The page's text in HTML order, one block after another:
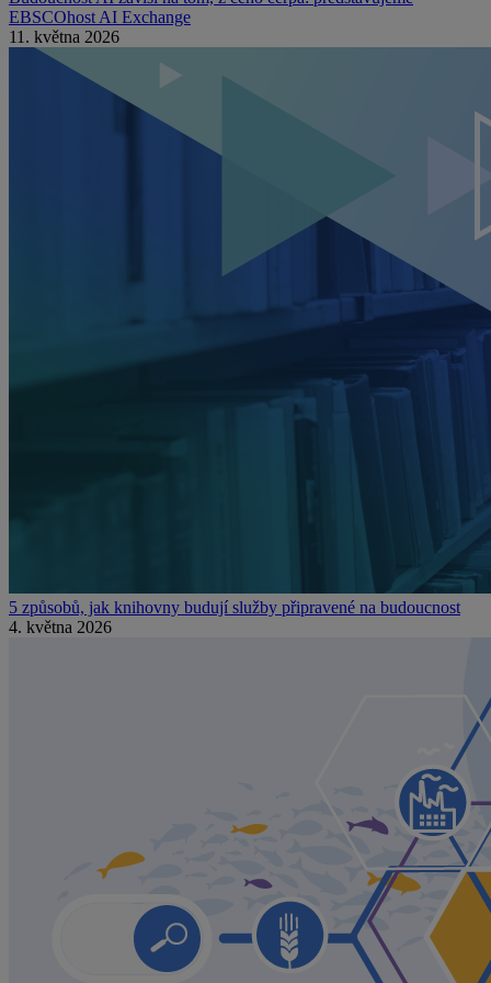
EBSCOhost AI Exchange
11. května 2026
5 způsobů, jak knihovny budují služby připravené na budoucnost
4. května 2026